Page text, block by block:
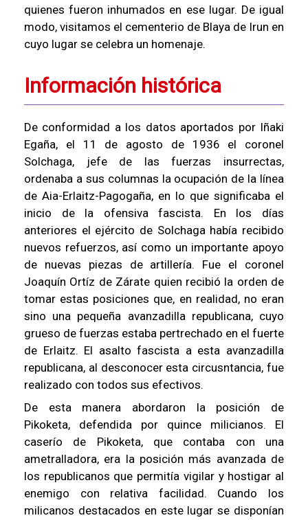
quienes fueron inhumados en ese lugar. De igual
modo, visitamos el cementerio de Blaya de Irun en
cuyo lugar se celebra un homenaje.
Información histórica
De conformidad a los datos aportados por Iñaki
Egaña, el 11 de agosto de 1936 el coronel
Solchaga, jefe de las fuerzas insurrectas,
ordenaba a sus columnas la ocupación de la línea
de Aia-Erlaitz-Pagogaña, en lo que significaba el
inicio de la ofensiva fascista. En los días
anteriores el ejército de Solchaga había recibido
nuevos refuerzos, así como un importante apoyo
de nuevas piezas de artillería. Fue el coronel
Joaquín Ortíz de Zárate quien recibió la orden de
tomar estas posiciones que, en realidad, no eran
sino una pequeña avanzadilla republicana, cuyo
grueso de fuerzas estaba pertrechado en el fuerte
de Erlaitz. El asalto fascista a esta avanzadilla
republicana, al desconocer esta circusntancia, fue
realizado con todos sus efectivos.
De esta manera abordaron la posición de
Pikoketa, defendida por quince milicianos. El
caserío de Pikoketa, que contaba con una
ametralladora, era la posición más avanzada de
los republicanos que permitía vigilar y hostigar al
enemigo con relativa facilidad. Cuando los
milicanos destacados en este lugar se disponían